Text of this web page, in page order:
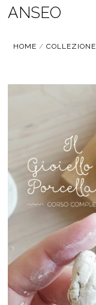
ANSEO
HOME / COLLEZIONE